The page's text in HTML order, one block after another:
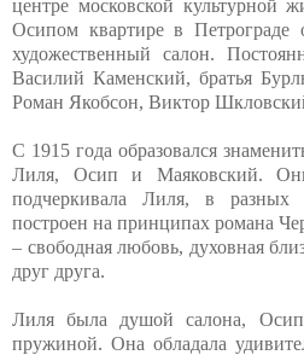
центре московской
Осипом квартире в Петрограде
художественный салон.
Василий Каменский, братья
Роман Якобсон, Виктор
С 1915 года образовался
Лиля, Осип и Маяковский.
подчеркивала Лиля, в
построен на принципах романа
– свободная любовь, духовная
друг друга.
Лиля была душой салона, Осип
пружиной. Она обладала